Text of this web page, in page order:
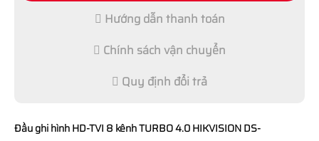
Hướng dẫn thanh toán
Chính sách vận chuyển
Quy định đổi trả
Đầu ghi hình HD-TVI 8 kênh TURBO 4.0 HIKVISION DS-